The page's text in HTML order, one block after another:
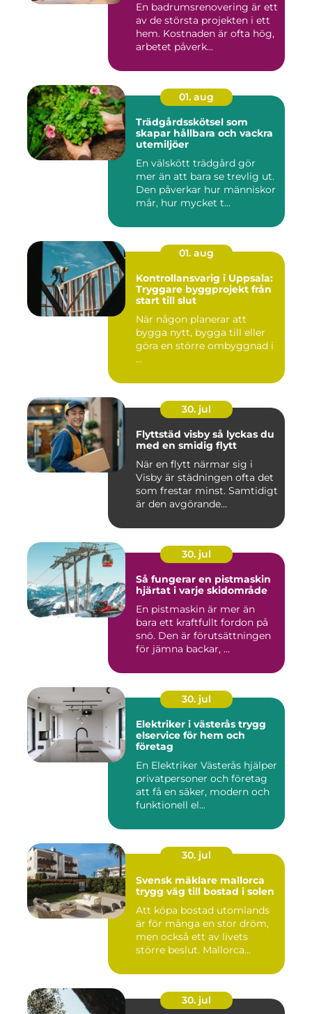
En badrumsrenovering är ett
av de största projekten i ett
hem. Kostnaden är ofta hög,
arbetet påverk...
01. aug
Trädgårdsskötsel som
skapar hållbara och vackra
utemiljöer
En välskött trädgård gör
mer än att bara se trevlig ut.
Den påverkar hur människor
mår, hur mycket t...
01. aug
Kontrollansvarig i Uppsala:
Tryggare byggprojekt från
start till slut
När någon planerar att
bygga nytt, bygga till eller
göra en större ombyggnad i
...
30. jul
Flyttstäd visby så lyckas du
med en smidig flytt
När en flytt närmar sig i
Visby är städningen ofta det
som frestar minst. Samtidigt
är den avgörande...
30. jul
Så fungerar en pistmaskin
hjärtat i varje skidområde
En pistmaskin är mer än
bara ett kraftfullt fordon på
snö. Den är förutsättningen
för jämna backar, ...
30. jul
Elektriker i västerås trygg
elservice för hem och
företag
En Elektriker Västerås hjälper
privatpersoner och företag
att få en säker, modern och
funktionell el...
30. jul
Svensk mäklare mallorca
trygg väg till bostad i solen
Att köpa bostad utomlands
är för många en stor dröm,
men också ett av livets
större beslut. Mallorca...
30. jul